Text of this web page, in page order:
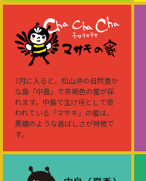
7月に入ると、松山沖の自然豊か
な島「中島」で茶褐色の蜜が採
れます。中島で生け垣として使
われている「マサキ」の蜜は、
黒糖のような香ばしさが特徴で
す。